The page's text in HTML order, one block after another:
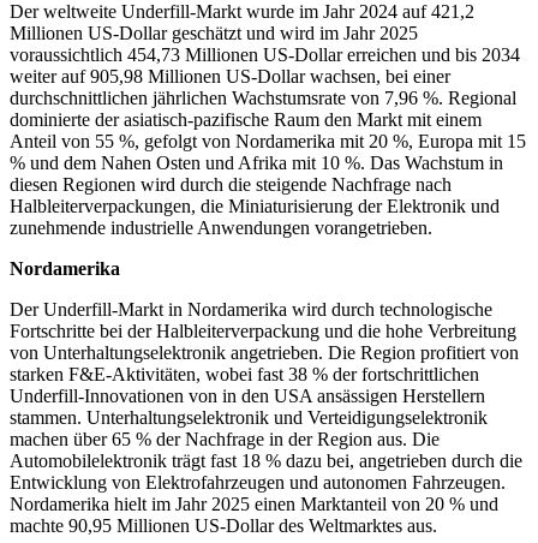
Der weltweite Underfill-Markt wurde im Jahr 2024 auf 421,2
Millionen US-Dollar geschätzt und wird im Jahr 2025
voraussichtlich 454,73 Millionen US-Dollar erreichen und bis 2034
weiter auf 905,98 Millionen US-Dollar wachsen, bei einer
durchschnittlichen jährlichen Wachstumsrate von 7,96 %. Regional
dominierte der asiatisch-pazifische Raum den Markt mit einem
Anteil von 55 %, gefolgt von Nordamerika mit 20 %, Europa mit 15
% und dem Nahen Osten und Afrika mit 10 %. Das Wachstum in
diesen Regionen wird durch die steigende Nachfrage nach
Halbleiterverpackungen, die Miniaturisierung der Elektronik und
zunehmende industrielle Anwendungen vorangetrieben.
Nordamerika
Der Underfill-Markt in Nordamerika wird durch technologische
Fortschritte bei der Halbleiterverpackung und die hohe Verbreitung
von Unterhaltungselektronik angetrieben. Die Region profitiert von
starken F&E-Aktivitäten, wobei fast 38 % der fortschrittlichen
Underfill-Innovationen von in den USA ansässigen Herstellern
stammen. Unterhaltungselektronik und Verteidigungselektronik
machen über 65 % der Nachfrage in der Region aus. Die
Automobilelektronik trägt fast 18 % dazu bei, angetrieben durch die
Entwicklung von Elektrofahrzeugen und autonomen Fahrzeugen.
Nordamerika hielt im Jahr 2025 einen Marktanteil von 20 % und
machte 90,95 Millionen US-Dollar des Weltmarktes aus.